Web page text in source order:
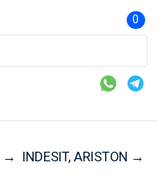
0
→ INDESIT, ARISTON →